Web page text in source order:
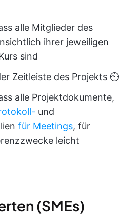
alle Mitglieder des
ihrer jeweiligen
sind
Zeitleiste des Projekts ⏲️
alle Projektdokumente,
und
für Meetings, für
leicht
(SMEs)